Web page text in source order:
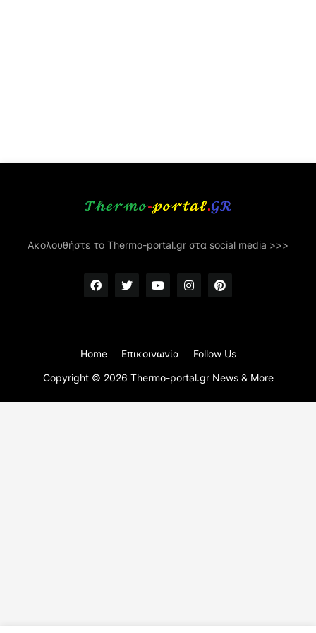
Ακολουθήστε το Thermo-portal.gr στα social media >>>
Copyright © 2026 Thermo-portal.gr News & More
Home Επικοινωνία Follow Us